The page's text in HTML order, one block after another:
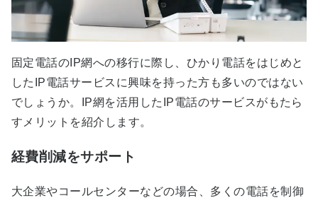
固定電話のIP網への移行に際し、ひかり電話をはじめと
したIP電話サービスに興味を持った方も多いのではない
でしょうか。IP網を活用したIP電話のサービスがもたら
すメリットを紹介します。
経費削減をサポート
大企業やコールセンターなどの場合、多くの電話を制御